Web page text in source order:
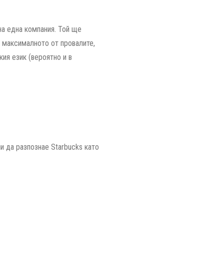
една компания. Той ще
от провалите,
език (вероятно и в
да разпознае Starbucks като